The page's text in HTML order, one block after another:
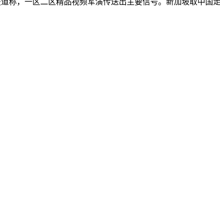
称，一区二区精品视频军演传送出主要信号。新加坡取中国